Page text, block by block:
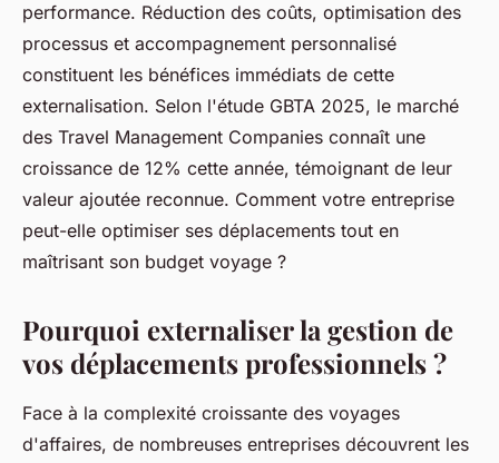
performance. Réduction des coûts, optimisation des
processus et accompagnement personnalisé
constituent les bénéfices immédiats de cette
externalisation. Selon l'étude GBTA 2025, le marché
des Travel Management Companies connaît une
croissance de 12% cette année, témoignant de leur
valeur ajoutée reconnue. Comment votre entreprise
peut-elle optimiser ses déplacements tout en
maîtrisant son budget voyage ?
Pourquoi externaliser la gestion de
vos déplacements professionnels ?
Face à la complexité croissante des voyages
d'affaires, de nombreuses entreprises découvrent les